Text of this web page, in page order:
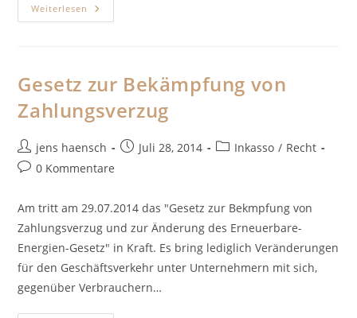
Weiterlesen Gefährliches
Spiel
Gesetz zur Bekämpfung von
Zahlungsverzug
Beitrags-
Autor:
jens haensch
BeitragJuli 28, 2014
Beitrags-
Inkasso / Recht
Beitrags-
0 Kommentare
Am tritt am 29.07.2014 das "Gesetz zur Bekmpfung von
Zahlungsverzug und zur Änderung des Erneuerbare-
Energien-Gesetz" in Kraft. Es bring lediglich Veränderungen
für den Geschäftsverkehr unter Unternehmern mit sich,
gegenüber Verbrauchern…